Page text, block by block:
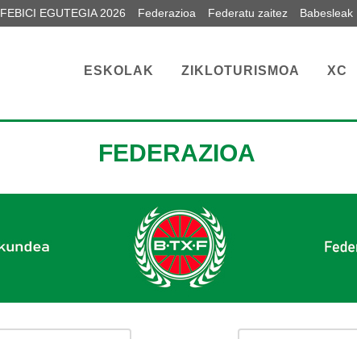
FEBICI EGUTEGIA 2026 Federazioa Federatu zaitez Babesleak
ESKOLAK ZIKLOTURISMOA XC
FEDERAZIOA